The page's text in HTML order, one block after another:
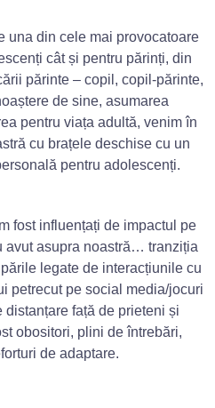
una din cele mai provocatoare
cât și pentru părinți, din
părinte – copil, copil-părinte,
de sine, asumarea
pentru viața adultă, venim în
cu brațele deschise cu un
pentru adolescenți.
fost influențați de impactul pe
avut asupra noastră… tranziția
legate de interacțiunile cu
petrecut pe social media/jocuri
față de prieteni și
obositori, plini de întrebări,
de adaptare.